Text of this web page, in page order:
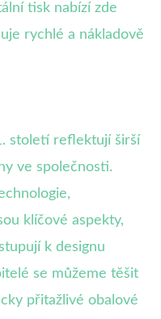
tisk nabízí zde
rychlé a nákladově
století reflektují širší
ve společnosti.
klíčové aspekty,
k designu
se můžeme těšit
přitažlivé obalové